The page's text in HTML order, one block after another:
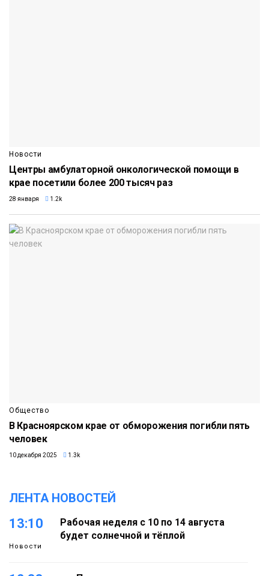
Новости
Центры амбулаторной онкологической помощи в
крае посетили более 200 тысяч раз
28 января 1.2k
Общество
В Красноярском крае от обморожения погибли пять
человек
10 декабря 2025 1.3k
ЛЕНТА НОВОСТЕЙ
13:10
Новости
Рабочая неделя с 10 по 14 августа
будет солнечной и тёплой